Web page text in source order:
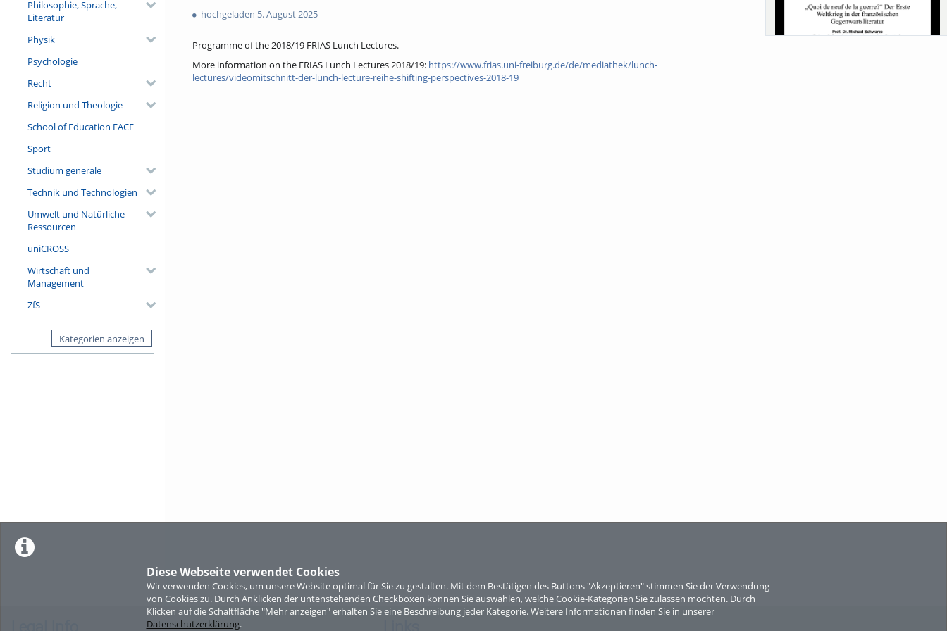
Diese Webseite verwendet Cookies
Wir verwenden Cookies, um unsere Website optimal für Sie zu gestalten. Mit dem Bestätigen des Buttons "Akzeptieren" stimmen Sie der Verwendung
von Cookies zu. Durch Anklicken der untenstehenden Checkboxen können Sie auswählen, welche Cookie-Kategorien Sie zulassen möchten. Durch
Klicken auf die Schaltfläche "Mehr anzeigen" erhalten Sie eine Beschreibung jeder Kategorie. Weitere Informationen finden Sie in unserer
Datenschutzerklärung.
Philosophie, Sprache,
Literatur
Physik
Psychologie
Recht
Religion und Theologie
School of Education FACE
Sport
Studium generale
Technik und Technologien
Umwelt und Natürliche
Ressourcen
uniCROSS
Wirtschaft und
Management
ZfS
Kategorien anzeigen
views
hochgeladen 5. August 2025
Programme of the 2018/19 FRIAS Lunch Lectures.
More information on the FRIAS Lunch Lectures 2018/19: https://www.frias.uni-freiburg.de/de/mediathek/lunch-
lectures/videomitschnitt-der-lunch-lecture-reihe-shifting-perspectives-2018-19